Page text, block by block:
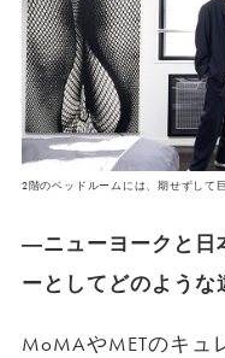
2階のベッドルームには、期せずして
―ニューヨークと日
ーとしてどのような
MoMAやMETのキュ